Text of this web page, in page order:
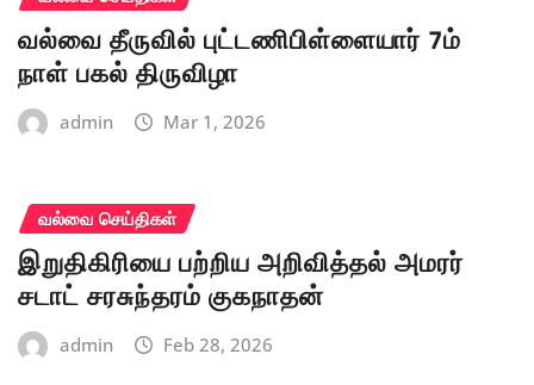
வல்வை தீருவில் புட்டணிபிள்ளையார் 7ம்
நாள் பகல் திருவிழா
admin Mar 1, 2026
வல்வை செய்திகள்
இறுதிகிரியை பற்றிய அறிவித்தல் அமரர்
சடாட் சரசுந்தரம் குகநாதன்
admin Feb 28, 2026